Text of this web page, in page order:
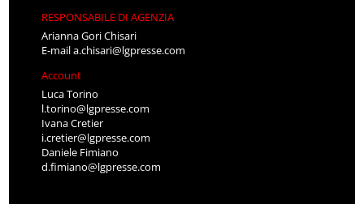
RESPONSABILE DI AGENZIA
Arianna Gori Chisari
E-maila.chisari@lgpresse.com
Account
Luca Torino
l.torino@lgpresse.com
Ivana Cretier
i.cretier@lgpresse.com
Daniele Fimiano
d.fimiano@lgpresse.com